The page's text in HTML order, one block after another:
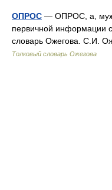
ОПРОС — ОПРОС, а, муж.
первичной информации
словарь Ожегова. С.И.
Толковый словарь Ожегова